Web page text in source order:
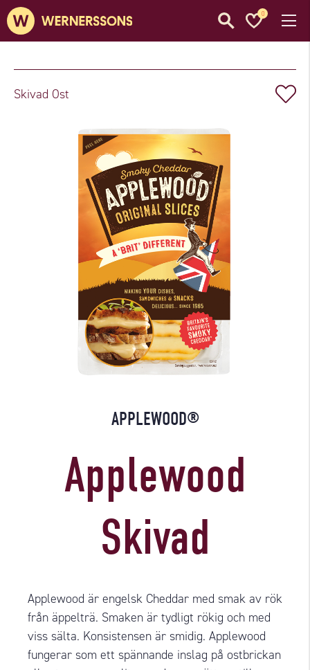
0
Skivad Ost
APPLEWOOD®
Applewood
Skivad
Applewood är engelsk Cheddar med smak av rök
från äppelträ. Smaken är tydligt rökig och med
viss sälta. Konsistensen är smidig. Applewood
fungerar som ett spännande inslag på ostbrickan